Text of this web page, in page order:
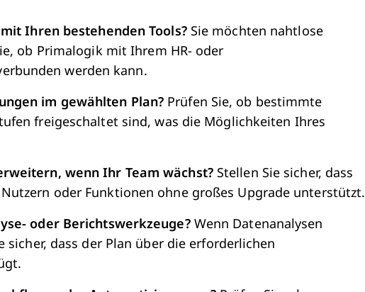
Ihren bestehenden Tools?Sie möchten nahtlose
ob Primalogik mit Ihrem HR- oder
werden kann.
im gewählten Plan? Prüfen Sie, ob bestimmte
freigeschaltet sind, was die Möglichkeiten Ihres
wenn Ihr Team wächst?Stellen Sie sicher, dass
oder Funktionen ohne großes Upgrade unterstützt.
oder Berichtswerkzeuge?Wenn Datenanalysen
sicher, dass der Plan über die erforderlichen